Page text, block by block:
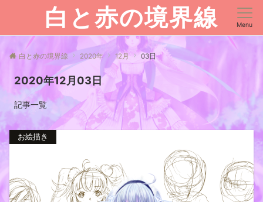
白と赤の境界線 Menu
白と赤の境界線 2020年 12月 03日
2020年12月03日
記事一覧
お絵描き